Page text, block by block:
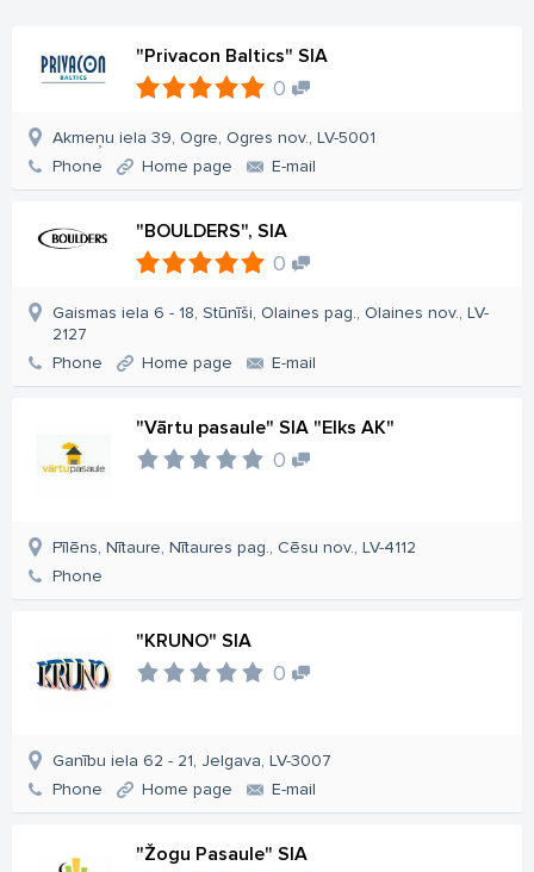
"Privacon Baltics" SIA
0
Akmeņu iela 39, Ogre, Ogres nov., LV-5001
Phone
Home page E-mail
"BOULDERS", SIA
0
Gaismas iela 6 - 18, Stūnīši, Olaines pag., Olaines nov., LV-
2127
Phone
Home page E-mail
"Vārtu pasaule" SIA "Elks AK"
0
Pīlēns, Nītaure, Nītaures pag., Cēsu nov., LV-4112
Phone
"KRUNO" SIA
0
Ganību iela 62 - 21, Jelgava, LV-3007
Phone
Home page E-mail
"Žogu Pasaule" SIA